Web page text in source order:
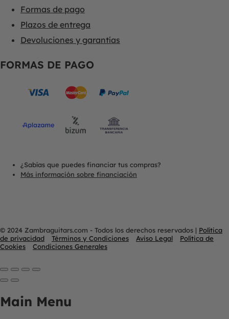
Formas de pago
Plazos de entrega
Devoluciones y garantías
FORMAS DE PAGO
¿Sabías que puedes financiar tus compras?
Más información sobre financiación
© 2024 Zambraguitars.com - Todos los derechos reservados | Política
de privacidad
Términos y Condiciones Aviso Legal
Política de
Cookies
Condiciones Generales
Main Menu